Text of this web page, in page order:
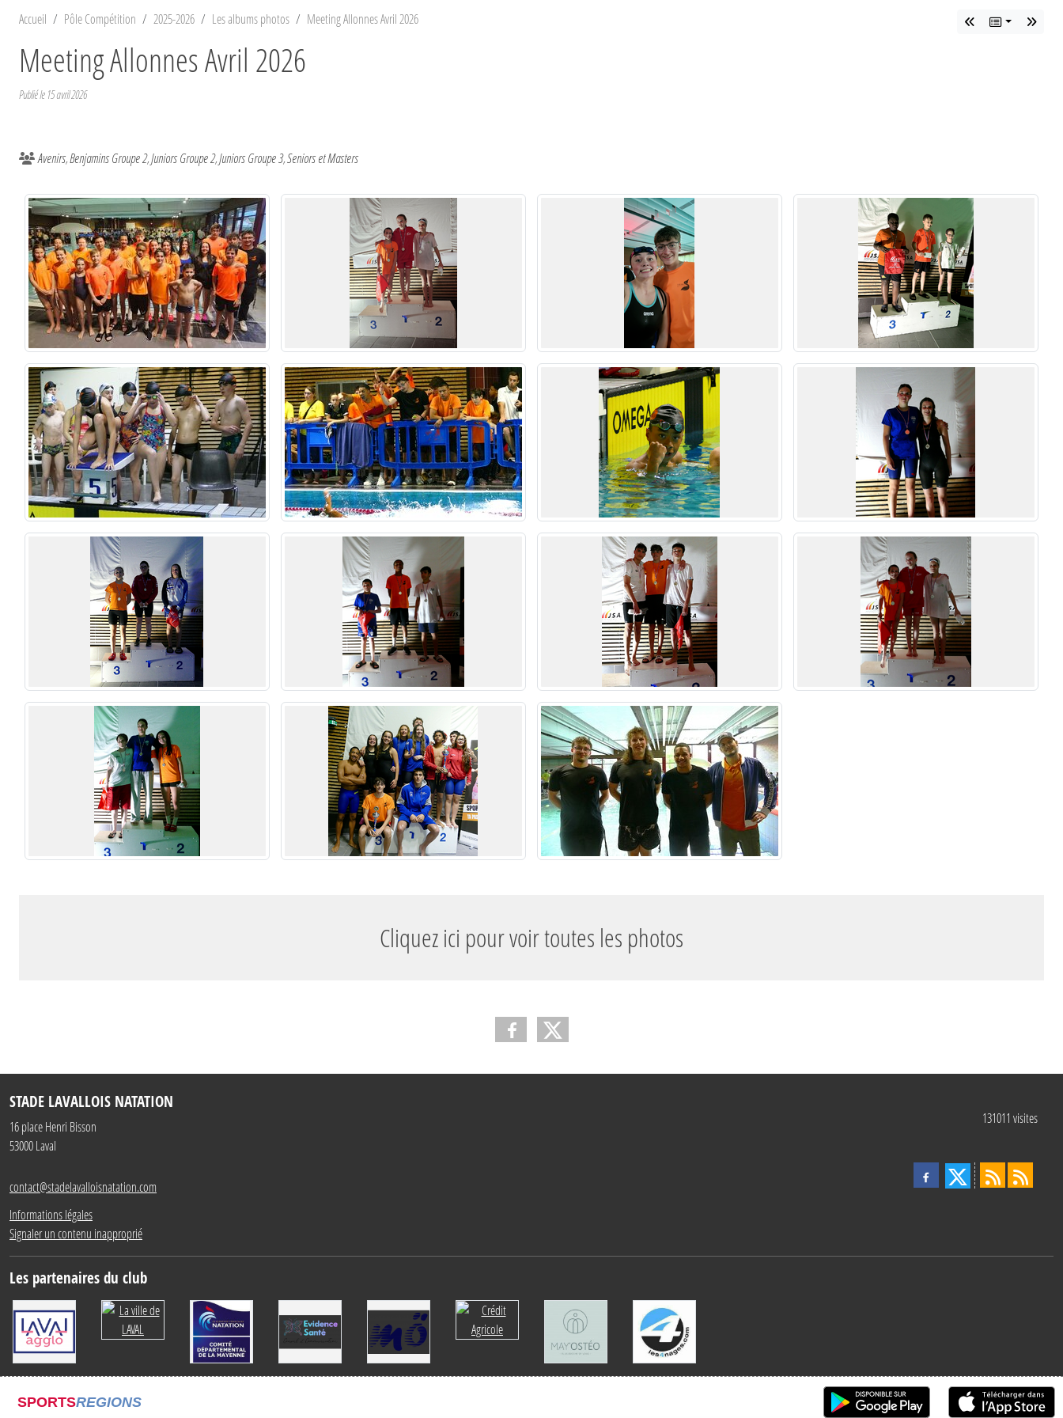
Accueil Pôle Compétition 2025-2026 Les albums photos Meeting Allonnes Avril 2026
Meeting Allonnes Avril 2026
Publié le 15 avril 2026
Avenirs Benjamins Groupe 2 Juniors Groupe 2 Juniors Groupe 3 Seniors et Masters
Cliquez ici pour voir toutes les photos
STADE LAVALLOIS NATATION
16 place Henri Bisson
53000Laval
contact@stadelavalloisnatation.com
Informations légales
Signaler un contenu inapproprié
131011 visites
Les partenaires du club
SPORTSREGIONS